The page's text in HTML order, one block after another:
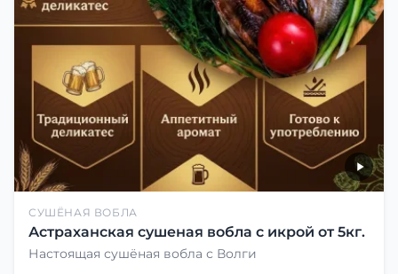
СУШЁНАЯ ВОБЛА
Астраханская сушеная вобла с икрой от 5кг.
Настоящая сушёная вобла с Волги